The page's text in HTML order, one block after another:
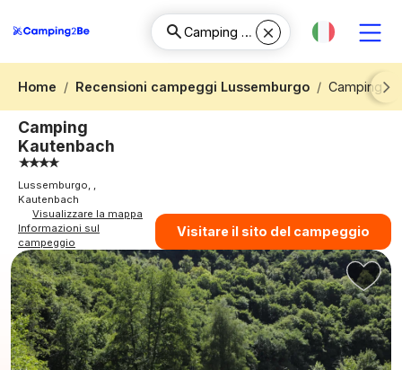
Home Recensioni campeggi Lussemburgo
Camping
Next
Camping
Kautenbach
Lussemburgo, ,
Kautenbach
Visualizzare la mappa
Informazioni sul
campeggio
Visitare il sito del campeggio